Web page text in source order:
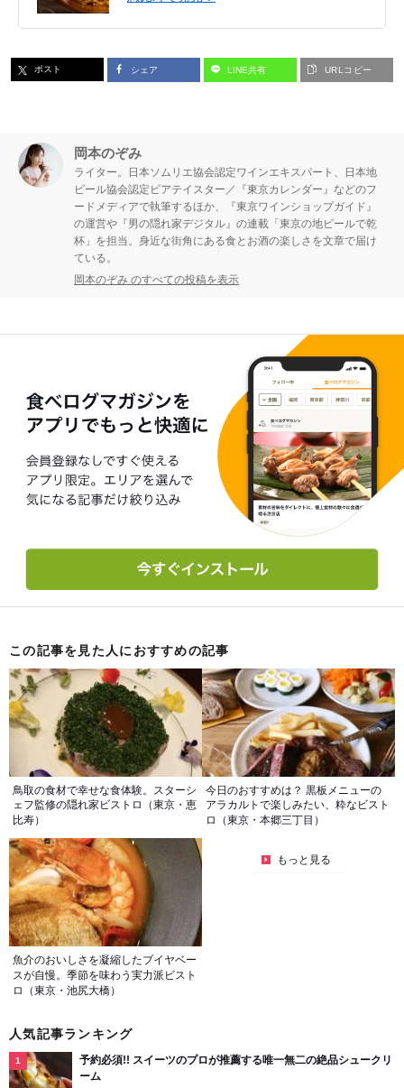
ポスト シェア LINE共有 URLコピー
岡本のぞみ
ライター。日本ソムリエ協会認定ワインエキスパート、日本地
ビール協会認定ビアテイスター／『東京カレンダー』などのフ
ードメディアで執筆するほか、『東京ワインショップガイド』
の運営や『男の隠れ家デジタル』の連載「東京の地ビールで乾
杯」を担当。身近な街角にある食とお酒の楽しさを文章で届け
ている。
岡本のぞみ のすべての投稿を表示
この記事を見た人におすすめの記事
鳥取の食材で幸せな食体験。スターシ
ェフ監修の隠れ家ビストロ（東京・恵
比寿）
今日のおすすめは？ 黒板メニューの
アラカルトで楽しみたい、粋なビスト
ロ（東京・本郷三丁目）
魚介のおいしさを凝縮したブイヤベー
スが自慢。季節を味わう実力派ビスト
ロ（東京・池尻大橋）
もっと見る
人気記事ランキング
予約必須!! スイーツのプロが推薦する唯一無二の絶品シュークリ
ーム